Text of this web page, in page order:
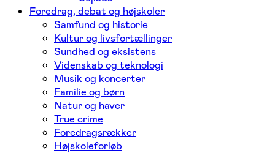
Foredrag, debat og højskoler
Samfund og historie
Kultur og livsfortællinger
Sundhed og eksistens
Videnskab og teknologi
Musik og koncerter
Familie og børn
Natur og haver
True crime
Foredragsrækker
Højskoleforløb